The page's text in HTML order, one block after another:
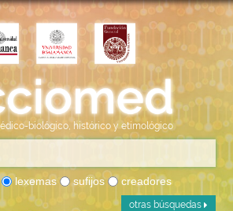
biológico, histórico y etimológico
lexemas sufijos creadores
otras búsquedas